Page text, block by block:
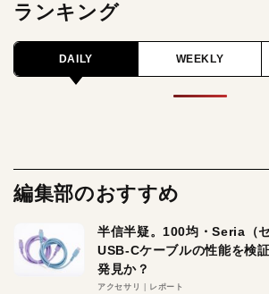
ランキング
DAILY WEEKLY
編集部のおすすめ
半信半疑。100均・Seria（
USB-Cケーブルの性能を検
発見か？
アクセサリ レポート